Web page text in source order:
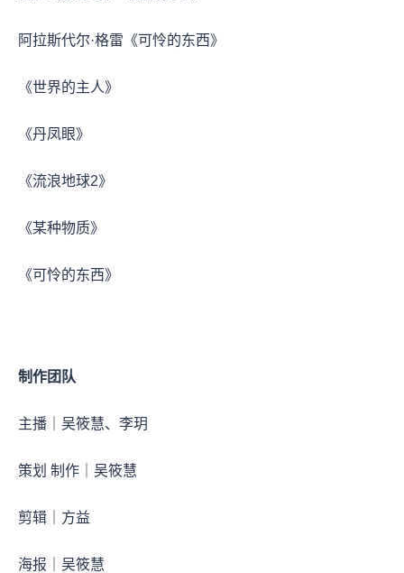
阿拉斯代尔·格雷《可怜的东西》
《世界的主人》
《丹凤眼》
《流浪地球2》
《某种物质》
《可怜的东西》
制作团队
主播｜吴筱慧、李玥
策划 制作｜吴筱慧
剪辑｜方益
海报｜吴筱慧